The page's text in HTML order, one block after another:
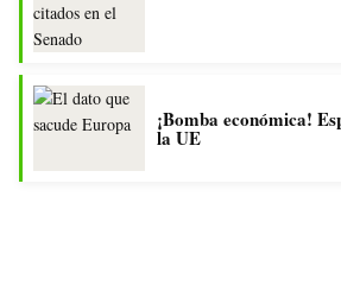
¡Bomba económica!
la UE